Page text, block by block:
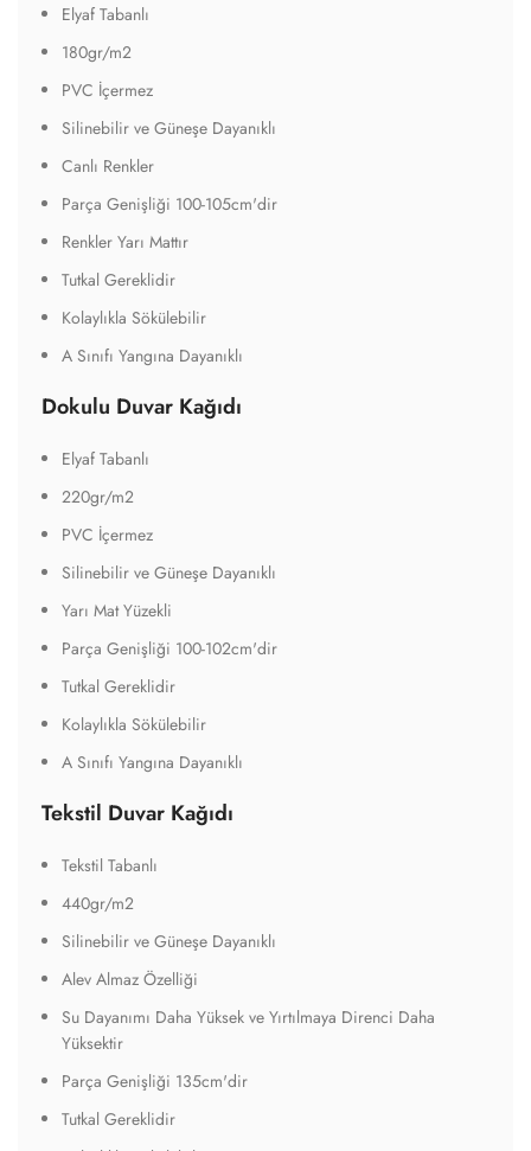
Elyaf Tabanlı
180gr/m2
PVC İçermez
Silinebilir ve Güneşe Dayanıklı
Canlı Renkler
Parça Genişliği 100-105cm'dir
Renkler Yarı Mattır
Tutkal Gereklidir
Kolaylıkla Sökülebilir
A Sınıfı Yangına Dayanıklı
Dokulu Duvar Kağıdı
Elyaf Tabanlı
220gr/m2
PVC İçermez
Silinebilir ve Güneşe Dayanıklı
Yarı Mat Yüzekli
Parça Genişliği 100-102cm'dir
Tutkal Gereklidir
Kolaylıkla Sökülebilir
A Sınıfı Yangına Dayanıklı
Tekstil Duvar Kağıdı
Tekstil Tabanlı
440gr/m2
Silinebilir ve Güneşe Dayanıklı
Alev Almaz Özelliği
Su Dayanımı Daha Yüksek ve Yırtılmaya Direnci Daha
Yüksektir
Parça Genişliği 135cm'dir
Tutkal Gereklidir